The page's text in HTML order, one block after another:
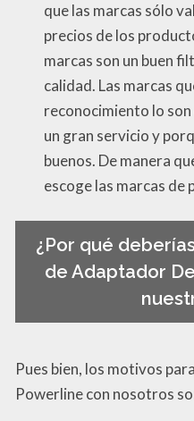
que las marcas sólo
precios de los
marcas son un buen
calidad. Las marcas
reconocimiento lo
un gran servicio y
buenos. De manera
escoge las marcas de
¿Por qué
de Adaptador
Pues bien, los motivos
Powerline con nosotros